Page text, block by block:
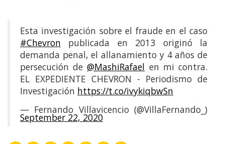
Esta investigación sobre el fraude en el caso
#Chevron publicada en 2013 originó la
demanda penal, el allanamiento y 4 años de
persecución de@MashiRafael en mi contra.
EL EXPEDIENTE CHEVRON - Periodismo de
Investigación https://t.co/ivykiqbwSn
— Fernando Villavicencio (@VillaFernando_)
September 22, 2020